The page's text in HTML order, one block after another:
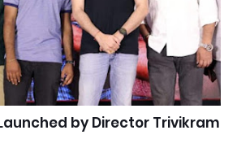
by Director Trivikram